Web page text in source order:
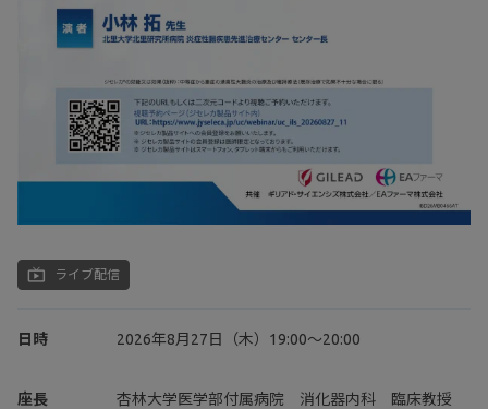
live_tv ライブ配信
日時 2026年8月27日（木）19:00～20:00
座長
杏林大学医学部付属病院 消化器内科 臨床教授